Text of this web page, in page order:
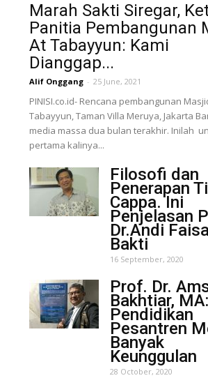
Marah Sakti Siregar,
Panitia Pembangunan
At Tabayyun: Kami
Dianggap...
Alif Onggang - 25 June, 2021
PINISI.co.id- Rencana pembangunan
Tabayyun, Taman Villa Meruya, Jakarta
media massa dua bulan terakhir. Inilah
pertama kalinya...
Filosofi dan
Penerapan
Cappa. Ini
Penjelasan
Dr.Andi
Bakti
16 September, 2020
Prof. Dr.
Bakhtiar, MA:
Pendidikan
Pesantren
Banyak
Keunggulan
28 October, 2020